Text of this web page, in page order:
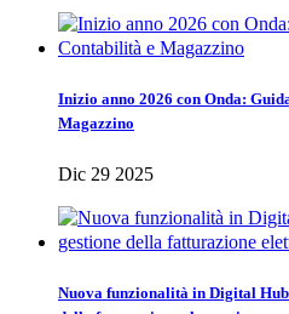
Inizio anno 2026 con Onda:
Magazzino
Dic 29 2025
Nuova funzionalità in Digital